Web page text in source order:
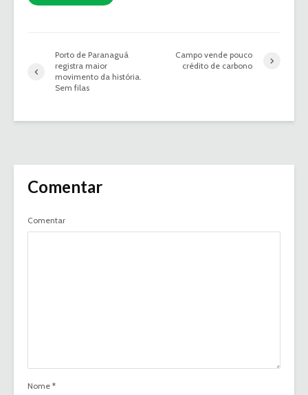
Porto de Paranaguá
registra maior
movimento da história.
Sem filas
Campo vende pouco
crédito de carbono
Comentar
Comentar
Nome *